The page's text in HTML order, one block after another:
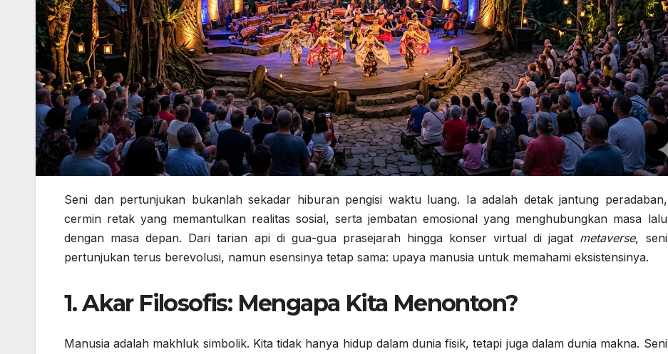
Seni dan pertunjukan bukanlah sekadar hiburan pengisi waktu luang. Ia adalah detak jantung peradaban,
cermin retak yang memantulkan realitas sosial, serta jembatan emosional yang menghubungkan masa lalu
dengan masa depan. Dari tarian api di gua-gua prasejarah hingga konser virtual di jagat metaverse, seni
pertunjukan terus berevolusi, namun esensinya tetap sama: upaya manusia untuk memahami eksistensinya.
1. Akar Filosofis: Mengapa Kita Menonton?
Manusia adalah makhluk simbolik. Kita tidak hanya hidup dalam dunia fisik, tetapi juga dalam dunia makna. Seni